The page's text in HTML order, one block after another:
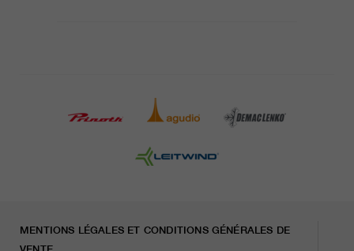
MENTIONS LÉGALES ET CONDITIONS GÉNÉRALES DE